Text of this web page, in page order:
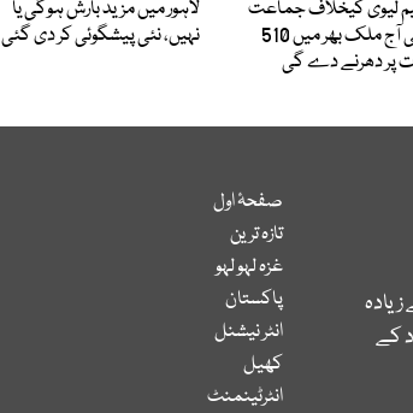
لیوی کیخلاف جماعت
اسلامی آج ملک بھر میں 510
پر دھرنے دے گی
لاہور میں مزید بارش ہوگی یا
نہیں، نئی پیشگوئی کر دی گئی
کے
صفحۂ اول
تازہ ترین
غزہ لہو لہو
پاکستان
انٹر نیشنل
کھیل
انٹرٹینمنٹ